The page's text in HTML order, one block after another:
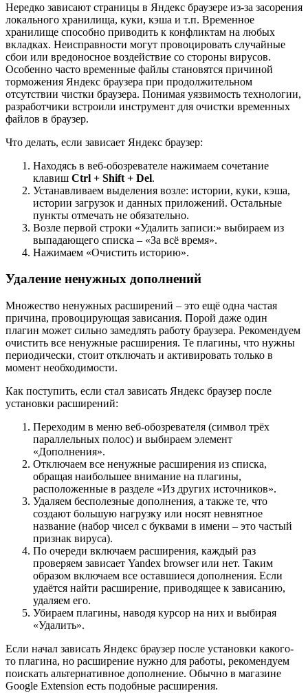
Нередко зависают страницы в Яндекс браузере из-за засорения
локального хранилища, куки, кэша и т.п. Временное
хранилище способно приводить к конфликтам на любых
вкладках. Неисправности могут провоцировать случайные
сбои или вредоносное воздействие со стороны вирусов.
Особенно часто временные файлы становятся причиной
торможения Яндекс браузера при продолжительном
отсутствии чистки браузера. Понимая уязвимость технологии,
разработчики встроили инструмент для очистки временных
файлов в браузер.
Что делать, если зависает Яндекс браузер:
Находясь в веб-обозревателе нажимаем сочетание
клавиш Ctrl + Shift + Del.
Устанавливаем выделения возле: истории, куки, кэша,
истории загрузок и данных приложений. Остальные
пункты отмечать не обязательно.
Возле первой строки «Удалить записи:» выбираем из
выпадающего списка – «За всё время».
Нажимаем «Очистить историю».
Удаление ненужных дополнений
Множество ненужных расширений – это ещё одна частая
причина, провоцирующая зависания. Порой даже один
плагин может сильно замедлять работу браузера. Рекомендуем
очистить все ненужные расширения. Те плагины, что нужны
периодически, стоит отключать и активировать только в
момент необходимости.
Как поступить, если стал зависать Яндекс браузер после
установки расширений:
Переходим в меню веб-обозревателя (символ трёх
параллельных полос) и выбираем элемент
«Дополнения».
Отключаем все ненужные расширения из списка,
обращая наибольшее внимание на плагины,
расположенные в разделе «Из других источников».
Удаляем бесполезные дополнения, а также те, что
создают большую нагрузку или носят невнятное
название (набор чисел с буквами в имени – это частый
признак вируса).
По очереди включаем расширения, каждый раз
проверяем зависает Yandex browser или нет. Таким
образом включаем все оставшиеся дополнения. Если
удаётся найти расширение, приводящее к зависанию,
удаляем его.
Убираем плагины, наводя курсор на них и выбирая
«Удалить».
Если начал зависать Яндекс браузер после установки какого-
то плагина, но расширение нужно для работы, рекомендуем
поискать альтернативное дополнение. Обычно в магазине
Google Extension есть подобные расширения.